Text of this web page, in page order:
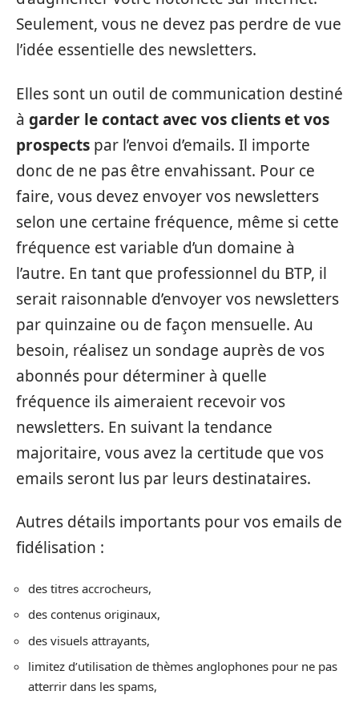
Seulement, vous ne devez pas perdre de vue
l’idée essentielle des newsletters.
Elles sont un outil de communication destiné
à garder le contact avec vos clients et vos
prospects par l’envoi d’emails. Il importe
donc de ne pas être envahissant. Pour ce
faire, vous devez envoyer vos newsletters
selon une certaine fréquence, même si cette
fréquence est variable d’un domaine à
l’autre. En tant que professionnel du BTP, il
serait raisonnable d’envoyer vos newsletters
par quinzaine ou de façon mensuelle. Au
besoin, réalisez un sondage auprès de vos
abonnés pour déterminer à quelle
fréquence ils aimeraient recevoir vos
newsletters. En suivant la tendance
majoritaire, vous avez la certitude que vos
emails seront lus par leurs destinataires.
Autres détails importants pour vos emails de
fidélisation :
des titres accrocheurs,
des contenus originaux,
des visuels attrayants,
limitez d’utilisation de thèmes anglophones pour ne pas
atterrir dans les spams,